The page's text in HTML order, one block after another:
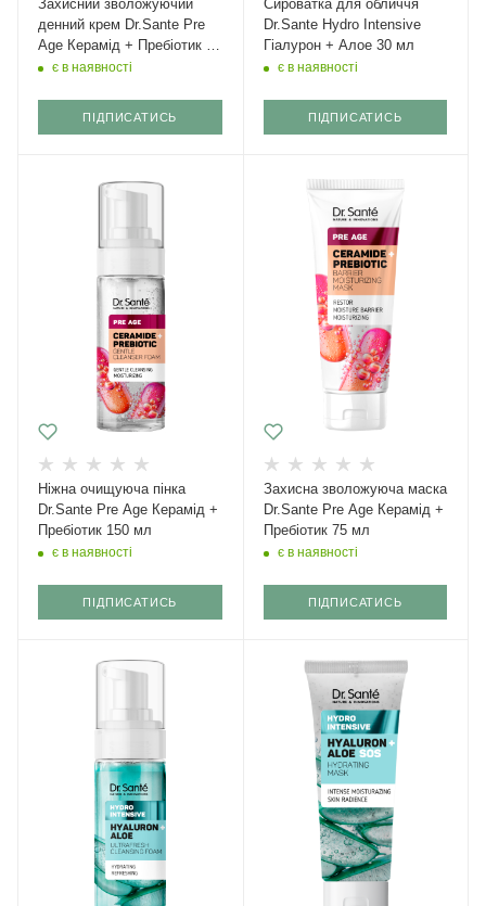
Захисний зволожуючий
денний крем Dr.Sante Pre
Age Керамід + Пребіотик 50
млє в наявності
ПІДПИСАТИСЬ
Сироватка для обличчя
Dr.Sante Hydro Intensive
Гіалурон + Алое 30 мл
є в наявності
ПІДПИСАТИСЬ
Ніжна очищуюча пінка
Dr.Sante Pre Age Керамід +
Пребіотик 150 мл
є в наявності
ПІДПИСАТИСЬ
Захисна зволожуюча маска
Dr.Sante Pre Age Керамід +
Пребіотик 75 мл
є в наявності
ПІДПИСАТИСЬ